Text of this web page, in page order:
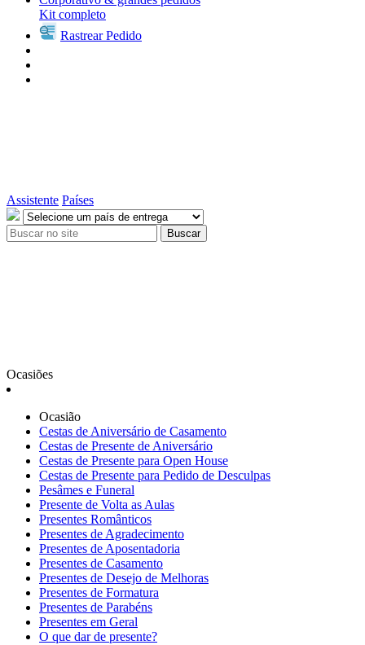
Kit completo
Rastrear Pedido
Assistente Países
Buscar
Ocasiões
Ocasião
Cestas de Aniversário de Casamento
Cestas de Presente de Aniversário
Cestas de Presente para Open House
Cestas de Presente para Pedido de Desculpas
Pesâmes e Funeral
Presente de Volta as Aulas
Presentes Românticos
Presentes de Agradecimento
Presentes de Aposentadoria
Presentes de Casamento
Presentes de Desejo de Melhoras
Presentes de Formatura
Presentes de Parabéns
Presentes em Geral
O que dar de presente?